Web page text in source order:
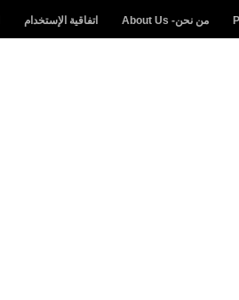
من نحن- About Us اتفاقية الإستخدام